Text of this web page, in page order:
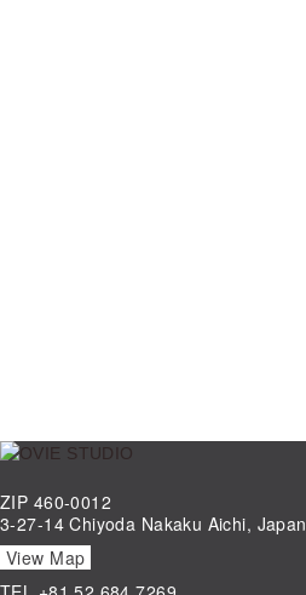
ZIP 460-0012
3-27-14 Chiyoda Nakaku Aichi, Japan
View Map